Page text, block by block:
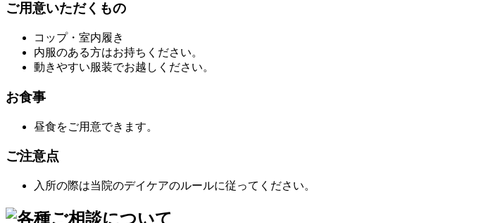
ご用意いただくもの
コップ・室内履き
内服のある方はお持ちください。
動きやすい服装でお越しください。
お食事
昼食をご用意できます。
ご注意点
入所の際は当院のデイケアのルールに従ってください。